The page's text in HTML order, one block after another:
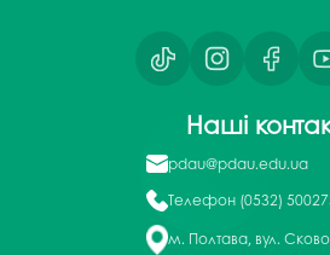
Наші
pdau@pdau.edu.ua
Телефон (0532)
м. Полтава, вул.